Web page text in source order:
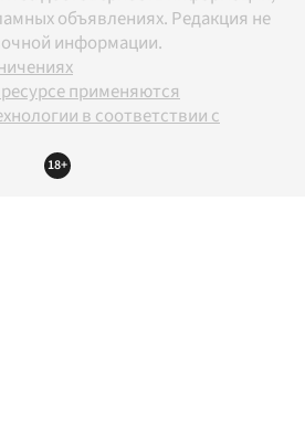
объявлениях. Редакция не
информации.
применяются
в соответствии с
18+